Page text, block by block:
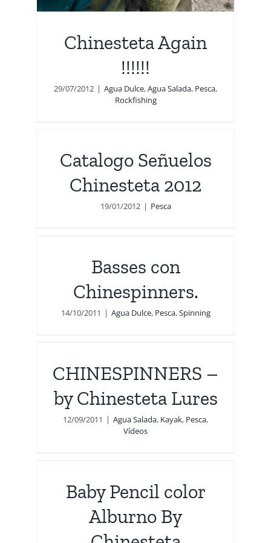
Chinesteta Again
!!!!!!
29/07/2012 | Agua Dulce,Agua Salada, Pesca,
Rockfishing
Catalogo Señuelos
Chinesteta 2012
19/01/2012 | Pesca
Basses con
Chinespinners.
14/10/2011 | Agua Dulce, Pesca,Spinning
CHINESPINNERS –
by Chinesteta Lures
12/09/2011 | Agua Salada, Kayak, Pesca,
Vídeos
Baby Pencil color
Alburno By